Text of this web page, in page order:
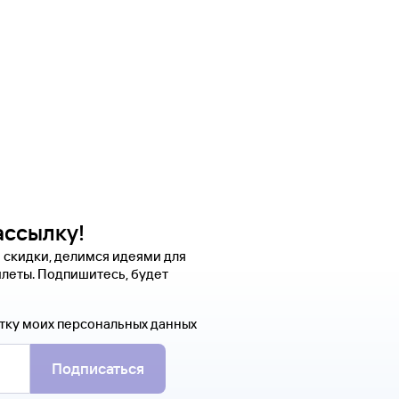
делимся идеями для
Подпишитесь, будет
моих персональных данных
Подписаться